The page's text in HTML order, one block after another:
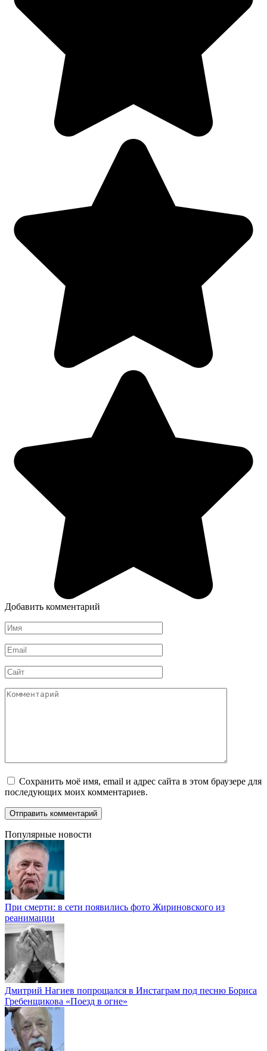
Добавить комментарий
Имя
*
Email
*
Сайт
Комментарий
Сохранить моё имя, email и адрес сайта в этом браузере для
последующих моих комментариев.
Популярные новости
При смерти: в сети появились фото Жириновского из
реанимации
Дмитрий Нагиев попрощался в Инстаграм под песню Бориса
Гребенщикова «Поезд в огне»